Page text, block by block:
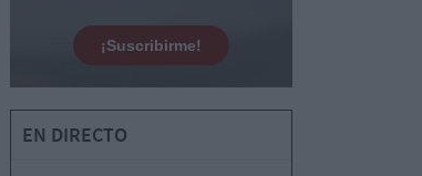
¡Suscribirme!
EN DIRECTO